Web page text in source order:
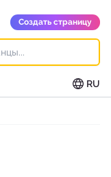
Создать страницу
RU